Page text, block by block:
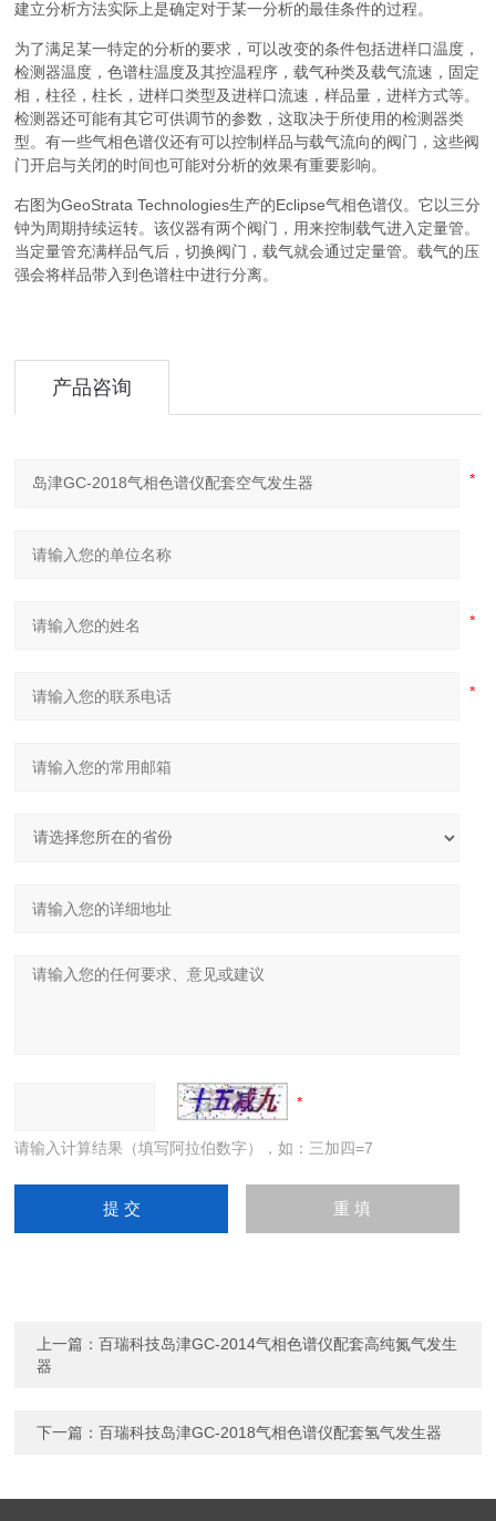
建立分析方法实际上是确定对于某一分析的最佳条件的过程。
为了满足某一特定的分析的要求，可以改变的条件包括进样口温度，
检测器温度，色谱柱温度及其控温程序，载气种类及载气流速，固定
相，柱径，柱长，进样口类型及进样口流速，样品量，进样方式等。
检测器还可能有其它可供调节的参数，这取决于所使用的检测器类
型。有一些气相色谱仪还有可以控制样品与载气流向的阀门，这些阀
门开启与关闭的时间也可能对分析的效果有重要影响。
右图为GeoStrata Technologies生产的Eclipse气相色谱仪。它以三分
钟为周期持续运转。该仪器有两个阀门，用来控制载气进入定量管。
当定量管充满样品气后，切换阀门，载气就会通过定量管。载气的压
强会将样品带入到色谱柱中进行分离。
产品咨询
请输入计算结果（填写阿拉伯数字），如：三加四=7
上一篇：百瑞科技岛津GC-2014气相色谱仪配套高纯氮气发生
器
下一篇：百瑞科技岛津GC-2018气相色谱仪配套氢气发生器